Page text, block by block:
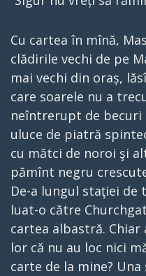
Cu cartea în mînă,
clădirile vechi de pe
mai vechi din oraș,
care soarele nu a
neîntrerupt de becuri
uluce de piatră
cu mătci de noroi şi
pămînt negru
De-a lungul staţiei de
luat-o către
cartea albastră. Chiar
lor că nu au loc nici
carte de la mine?